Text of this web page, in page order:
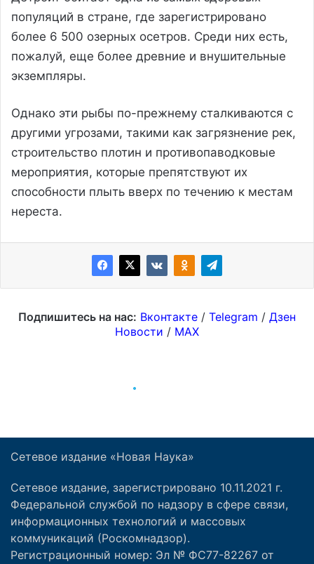
Сетевое издание «Новая Наука»
Сетевое издание, зарегистрировано 10.11.2021 г.
Федеральной службой по надзору в сфере связи,
информационных технологий и массовых
коммуникаций (Роскомнадзор).
Регистрационный номер: Эл № ФС77-82267 от